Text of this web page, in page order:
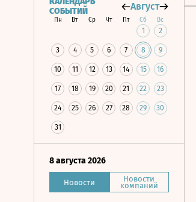
СОБЫТИЙ
Август
Пн Вт Ср Чт Пт Сб Вс
1 2
3 4 5 6 7 8 9
10 11 12 13 14 15 16
17 18 19 20 21 22 23
24 25 26 27 28 29 30
31
8 августа 2026
Новости Новости
компаний